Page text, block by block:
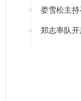
娄雪松主
郑志率队